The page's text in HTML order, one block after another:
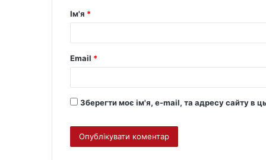
Ім'я *
Email *
Зберегти моє ім'я, e-mail, та адресу сайту в